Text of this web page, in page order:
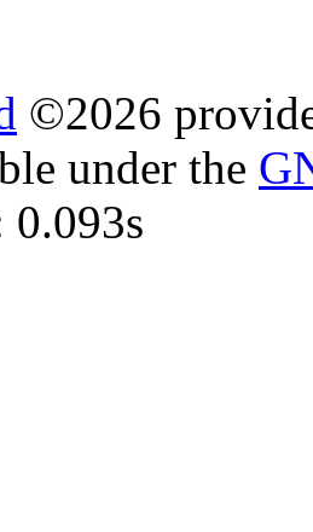
©2026
under the
0.093s